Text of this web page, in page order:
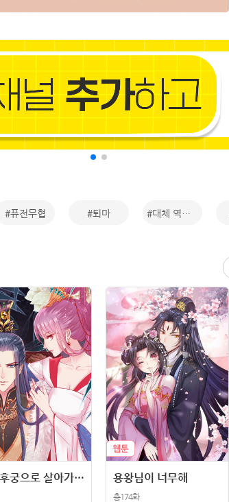
#퓨전무협 #퇴마 #대체 역사물
환생 후궁으로 살아가는 법 용왕님이 너무해
총174화